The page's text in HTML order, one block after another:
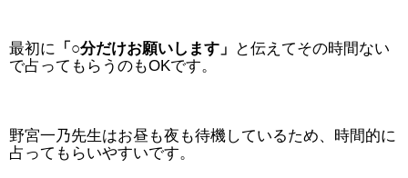
最初に 「○分だけお願いします」
と伝えてその時間ない
で占ってもらうのもOKです。
野宮一乃先生はお昼も夜も待機しているため、時間的に
占ってもらいやすいです。